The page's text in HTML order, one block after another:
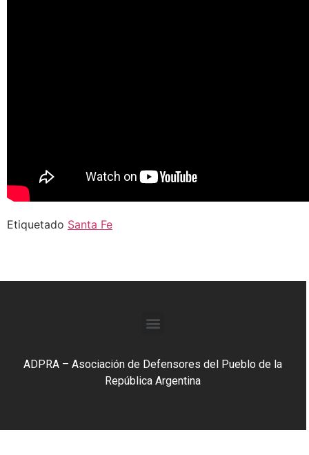
Etiquetado Santa Fe
ADPRA – Asociación de Defensores del Pueblo de la
República Argentina